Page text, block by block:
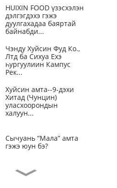
HUIXIN FOOD үзэсхэлэн
дэлгэгдэхэ гэжэ
дуулгахадаа баяртай
байнабди...
Чэнду Хуйсин Фуд Ко.,
Лтд ба Сихуа Ехэ
һургуулиин Кампус
Рек...
Хуйсин амта--9-дэхи
Хитад (Чунцин)
уласхоорондын
халуун...
Сычуань “Мала” амта
гэжэ юун бэ?
Хуйсин эдеэ хоол
амтатайгаар